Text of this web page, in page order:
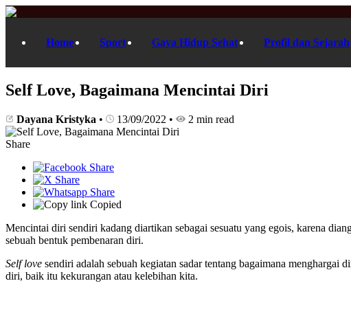
Home Sport Gaya Hidup Sehat Profil dan Sejarah
Self Love, Bagaimana Mencintai Diri
Dayana Kristyka • 13/09/2022 • 2 min read
Share
Copied
Mencintai diri sendiri kadang diartikan sebagai sesuatu yang egois, karena
sebuah bentuk pembenaran diri.
Self love sendiri adalah sebuah kegiatan sadar tentang bagaimana
diri, baik itu kekurangan atau kelebihan kita.